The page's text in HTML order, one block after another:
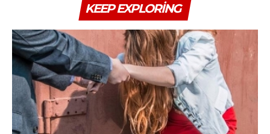
KEEP EXPLORING